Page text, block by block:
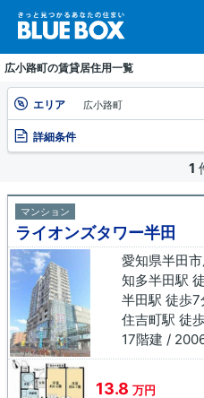
広小路町の賃貸居住用一覧
エリア 広小路町
詳細条件
1
マンション
ライオンズタワー半田
愛知県半田
知多半田駅
半田駅 徒歩7
住吉町駅 徒
17階建 /
13.8 万円